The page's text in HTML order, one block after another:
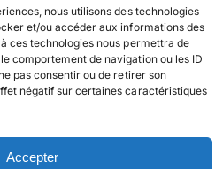
nous utilisons des technologies
et/ou accéder aux informations des
ces technologies nous permettra de
comportement de navigation ou les ID
pas consentir ou de retirer son
négatif sur certaines caractéristiques
Accepter